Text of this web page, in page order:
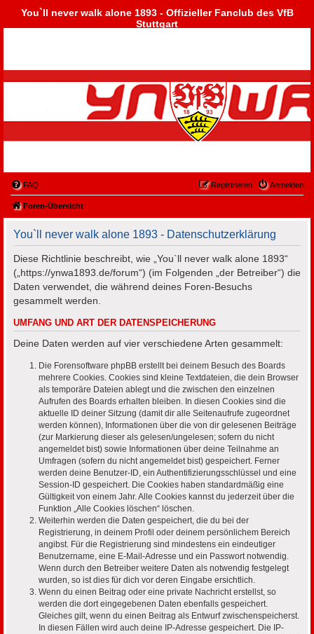
You`ll never walk alone 1893 - Offizieller Fanclub des VfB
Stuttgart
FAQ Anmelden
Registrieren
Foren-Übersicht
You`ll never walk alone 1893 - Datenschutzerklärung
Diese Richtlinie beschreibt, wie „You`ll never walk alone 1893“
(„https://ynwa1893.de/forum“) (im Folgenden „der Betreiber“) die
Daten verwendet, die während deines Foren-Besuchs
gesammelt werden.
UMFANG UND ART DER DATENSPEICHERUNG
Deine Daten werden auf vier verschiedene Arten gesammelt:
Die Forensoftware phpBB erstellt bei deinem Besuch des Boards
mehrere Cookies. Cookies sind kleine Textdateien, die dein Browser
als temporäre Dateien ablegt und die zwischen den einzelnen
Aufrufen des Boards erhalten bleiben. In diesen Cookies sind die
aktuelle ID deiner Sitzung (damit dir alle Seitenaufrufe zugeordnet
werden können), Informationen über die von dir gelesenen Beiträge
(zur Markierung dieser als gelesen/ungelesen; sofern du nicht
angemeldet bist) sowie Informationen über deine Teilnahme an
Umfragen (sofern du nicht angemeldet bist) gespeichert. Ferner
werden deine Benutzer-ID, ein Authentifizierungsschlüssel und eine
Session-ID gespeichert. Die Cookies haben standardmäßig eine
Gültigkeit von einem Jahr. Alle Cookies kannst du jederzeit über die
Funktion „Alle Cookies löschen“ löschen.
Weiterhin werden die Daten gespeichert, die du bei der
Registrierung, in deinem Profil oder deinem persönlichem Bereich
angibst. Für die Registrierung sind mindestens ein eindeutiger
Benutzername, eine E-Mail-Adresse und ein Passwort notwendig.
Wenn durch den Betreiber weitere Daten als notwendig festgelegt
wurden, so ist dies für dich vor deren Eingabe ersichtlich.
Wenn du einen Beitrag oder eine private Nachricht erstellst, so
werden die dort eingegebenen Daten ebenfalls gespeichert.
Gleiches gilt, wenn du einen Beitrag als Entwurf zwischenspeicherst.
In diesen Fällen wird auch deine IP-Adresse gespeichert. Die IP-